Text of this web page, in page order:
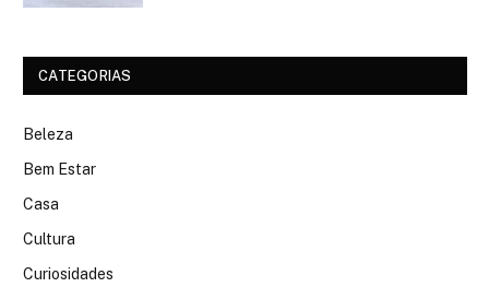
CATEGORIAS
Beleza
Bem Estar
Casa
Cultura
Curiosidades